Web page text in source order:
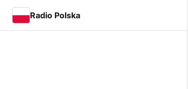
Radio Polska